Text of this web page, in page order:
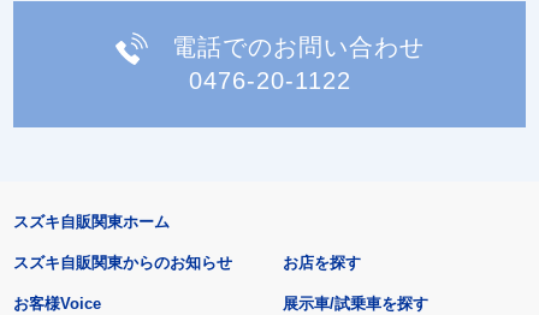
電話でのお問い合わせ
0476-20-1122
スズキ自販関東ホーム
スズキ自販関東からのお知らせ
お客様Voice
お店を探す
展示車/試乗車を探す